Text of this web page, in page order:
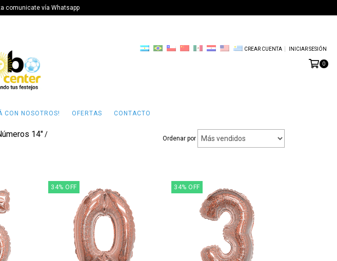
comunicate vía Whatsapp
CREAR CUENTA INICIAR SESIÓN
0
CON NOSOTROS! OFERTAS CONTACTO
14"/ Ordenar por
34% OFF 34% OFF